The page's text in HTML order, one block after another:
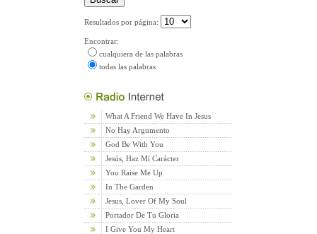
Resultados por página:
Encontrar:
cualquiera de las palabras
todas las palabras
What A Friend We Have In Jesus
No Hay Argumento
God Be With You
Jesús, Haz Mi Carácter
You Raise Me Up
In The Garden
Jesus, Lover Of My Soul
Portador De Tu Gloria
I Give You My Heart